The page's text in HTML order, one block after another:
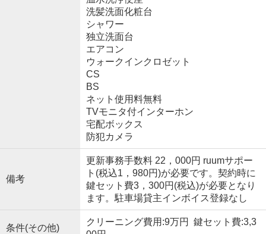
洗髪洗面化粧台
シャワー
独立洗面台
エアコン
ウォークインクロゼット
CS
BS
ネット使用料無料
TVモニタ付インターホン
宅配ボックス
防犯カメラ
備考
更新事務手数料 22，000円 ruumサポー
ト(税込1，980円)が必要です。契約時に
鍵セット費3，300円(税込)が必要となり
ます。駐車場貸主インボイス登録なし
条件(その他)
クリーニング費用:9万円 鍵セット費:3,3